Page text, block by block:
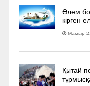
Әлем
кірген
Мамыр
Қытай